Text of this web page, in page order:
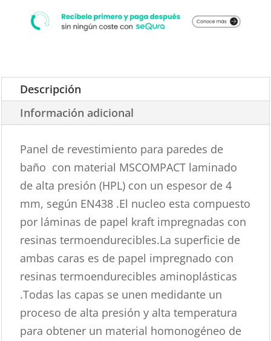
Descripción
Información adicional
Panel de revestimiento para paredes de
baño con material MSCOMPACT laminado
de alta presión (HPL) con un espesor de 4
mm, según EN438 .El nucleo esta compuesto
por láminas de papel kraft impregnadas con
resinas termoendurecibles.La superficie de
ambas caras es de papel impregnado con
resinas termoendurecibles aminoplásticas
.Todas las capas se unen medidante un
proceso de alta presión y alta temperatura
para obtener un material homonogéneo de